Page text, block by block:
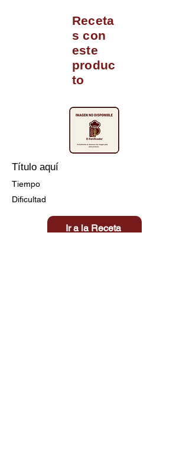
Receta
s con
este
produc
to
Título aquí
Tiempo
Dificultad
Ir a la Receta